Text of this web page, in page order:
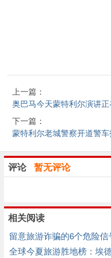
上一篇：
奥巴马今天蒙特利尔演讲
下一篇：
蒙特利尔老城警察开道警
评论 暂无评论
相关阅读
留意旅游诈骗的6个危险
全球今夏旅游胜地榜：埃